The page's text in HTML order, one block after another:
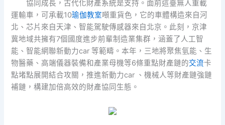
協同成長，古代化財產系統是支持。面前這臺無人重載
運輸車，可承載10瑜伽教室噸重貨色，它的車體構造來自河
北、芯片來自天津、智能駕駛傳感器來自北京。此刻，京津
冀地域共擁有7個國度進步前輩制造業集群，涵蓋了人工智
能、智能網聯新動力car 等範疇。本年，三地將聚焦氫能、生
物醫藥、高端儀器裝備和產業母機等6條重點財產鏈的交流卡
點堵點展開結合攻關，推進新動力car 、機械人等財產鏈強鏈
補鏈，構建加倍高效的財產協同生態。